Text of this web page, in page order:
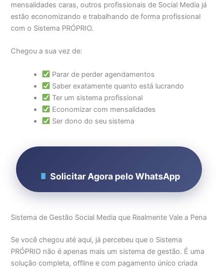
mensalidades caras, outros profissionais de Social Media já
estão economizando e trabalhando de forma profissional
com o Sistema PRÓPRIO.
Chegou a sua vez de:
Parar de perder agendamentos
Saber exatamente quanto está lucrando
Ter um sistema profissional
Economizar com mensalidades
Ser dono do seu sistema
Solicitar Agora pelo WhatsApp
Sistema de Gestão Social Media que Realmente Vale a Pena
Se você chegou até aqui, já percebeu que o Sistema
PRÓPRIO não é apenas mais um sistema de gestão. É uma
solução completa, offline e com pagamento único criada